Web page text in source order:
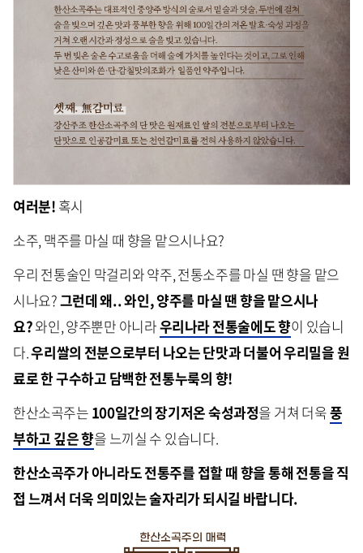
여러분! 혹시
소주, 맥주를 마실 때 향을 맡으시나요?
우리 전통술인 막걸리와 약주, 전통소주를 마실 땐 향을 맡으
시나요?그런데 왜.. 와인, 양주를 마실 땐 향을 맡으시나
요?와인, 양주뿐만 아니라우리나라 전통술에도 향이 있습니
다.우리쌀의 전분으로부터 나오는 단맛과 더불어우리밀을 원
료로 한 구수하고 담백한 전통누룩의 향!
한산소곡주는 100일간의 장기저온 숙성과정을 거쳐 더욱풍
부하고 깊은 향을 느끼실 수 있습니다.
한산소곡주가 아니라도 전통주를 접할 때 향을 통해전통을 직
접 느껴서 더욱 의미있는 술자리가 되시길 바랍니다.